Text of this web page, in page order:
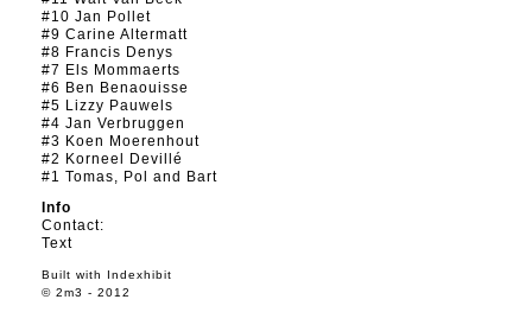
#10 Jan Pollet
#9 Carine Altermatt
#8 Francis Denys
#7 Els Mommaerts
#6 Ben Benaouisse
#5 Lizzy Pauwels
#4 Jan Verbruggen
#3 Koen Moerenhout
#2 Korneel Devillé
#1 Tomas, Pol and Bart
Info
Contact:
Text
Built with Indexhibit
© 2m3 - 2012